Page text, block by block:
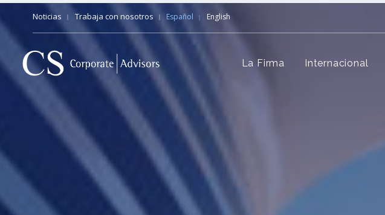
Noticias Trabaja con nosotros Español English
La Firma Internacional